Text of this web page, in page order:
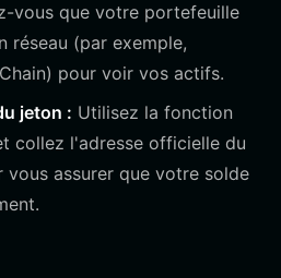
vous que votre portefeuille
réseau (par exemple,
pour voir vos actifs.
jeton : Utilisez la fonction
collez l'adresse officielle du
assurer que votre solde